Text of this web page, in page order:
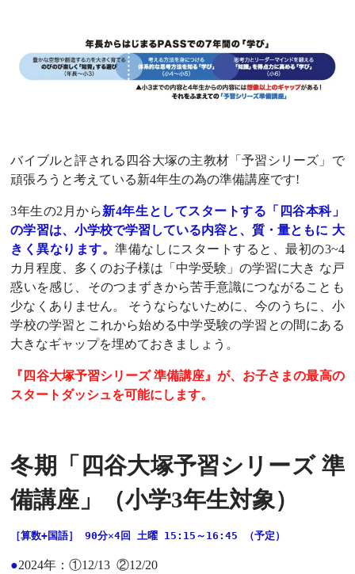
バイブルと評される四谷大塚の主教材「予習シリーズ」で
頑張ろうと考えている新4年生の為の準備講座です!
3年生の2月から新4年生としてスタートする「四谷本科」
の学習は、小学校で学習している内容と、質・量ともに 大
きく異なります。準備なしにスタートすると、最初の3~4
カ月程度、多くのお子様は「中学受験」の学習に大き な戸
惑いを感じ、そのつまずきから苦手意識につながることも
少なくありません。 そうならないために、今のうちに、小
学校の学習とこれから始める中学受験の学習との間にある
大きなギャップを埋めておきましょう。
『四谷大塚予習シリーズ 準備講座』が、お子さまの最高の
スタートダッシュを可能にします。
冬期「四谷大塚予習シリーズ 準
備講座」（小学3年生対象）
［算数+国語］ 90分✕4回 土曜 15:15～16:45 （予定）
●2024年：①12/13 ②12/20